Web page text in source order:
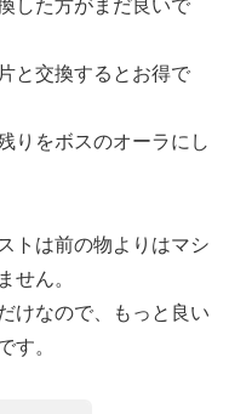
した方がまだ良いで
と交換するとお得で
りをボスのオーラにし
トは前の物よりはマシ
せん。
けなので、もっと良い
す。